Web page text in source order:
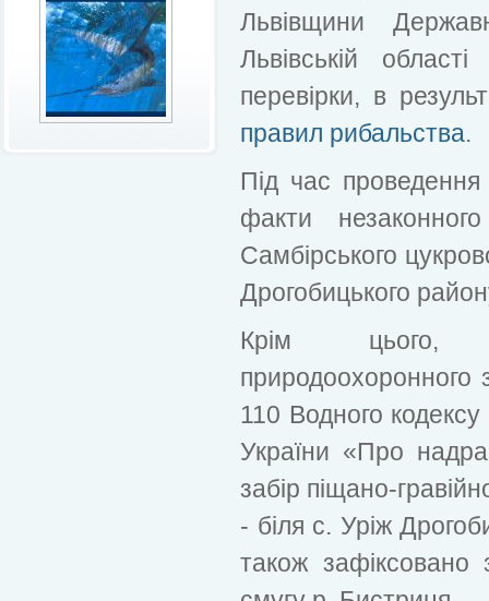
Львівщини
Львівській
перевірки, в
правил рибальства.
Під час проведення
факти
Самбірського
Дрогобицького
Крім цього,
природоохоронного
110 Водного
України «Про
забір піщано-
- біля с. Уріж
також зафіксовано